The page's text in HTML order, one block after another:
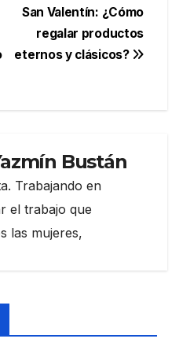
San Valentín: ¿Cómo
regalar productos
eternos y clásicos?
Bustán
Trabajando en
el trabajo que
las mujeres,